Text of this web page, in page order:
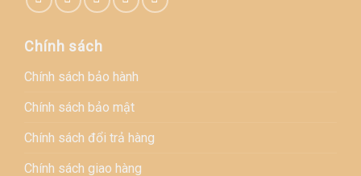
Chính sách
Chính sách bảo hành
Chính sách bảo mật
Chính sách đổi trả hàng
Chính sách giao hàng